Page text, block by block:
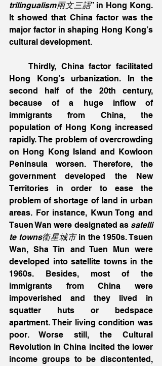
trilingualism兩文三語” in Hong Kong.
It showed that China factor was the
major factor in shaping Hong Kong’s
cultural development.
    Thirdly, China factor facilitated
Hong Kong’s urbanization. In the
second half of the 20th century,
because of a huge inflow of
immigrants from China, the
population of Hong Kong increased
rapidly. The problem of overcrowding
on Hong Kong Island and Kowloon
Peninsula worsen. Therefore, the
government developed the New
Territories in order to ease the
problem of shortage of land in urban
areas. For instance, Kwun Tong and
Tsuen Wan were designated as satelli
te towns衛星城市 in the 1950s. Tsuen
Wan, Sha Tin and Tuen Mun were
developed into satellite towns in the
1960s. Besides, most of the
immigrants from China were
impoverished and they lived in
squatter huts or bedspace
apartment. Their living condition was
poor. Worse still, the Cultural
Revolution in China incited the lower
income groups to be discontented,